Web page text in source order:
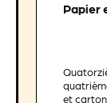
Papier
et